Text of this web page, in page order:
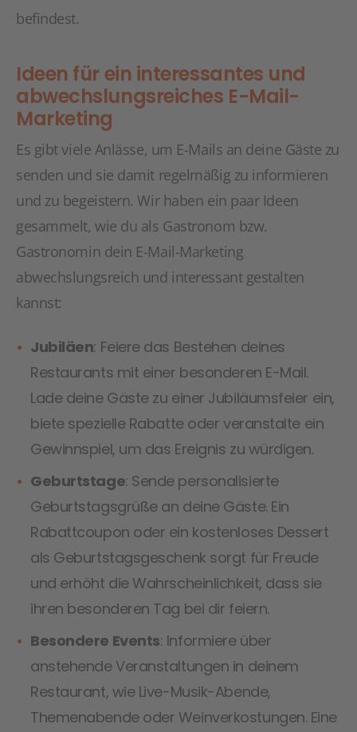
befindest.
Ideen für ein interessantes und
abwechslungsreiches E-Mail-
Marketing
Es gibt viele Anlässe, um E-Mails an deine Gäste zu
senden und sie damit regelmäßig zu informieren
und zu begeistern. Wir haben ein paar Ideen
gesammelt, wie du als Gastronom bzw.
Gastronomin dein E-Mail-Marketing
abwechslungsreich und interessant gestalten
kannst:
Jubiläen: Feiere das Bestehen deines
Restaurants mit einer besonderen E-Mail.
Lade deine Gäste zu einer Jubiläumsfeier ein,
biete spezielle Rabatte oder veranstalte ein
Gewinnspiel, um das Ereignis zu würdigen.
Geburtstage: Sende personalisierte
Geburtstagsgrüße an deine Gäste. Ein
Rabattcoupon oder ein kostenloses Dessert
als Geburtstagsgeschenk sorgt für Freude
und erhöht die Wahrscheinlichkeit, dass sie
ihren besonderen Tag bei dir feiern.
Besondere Events: Informiere über
anstehende Veranstaltungen in deinem
Restaurant, wie Live-Musik-Abende,
Themenabende oder Weinverkostungen. Eine